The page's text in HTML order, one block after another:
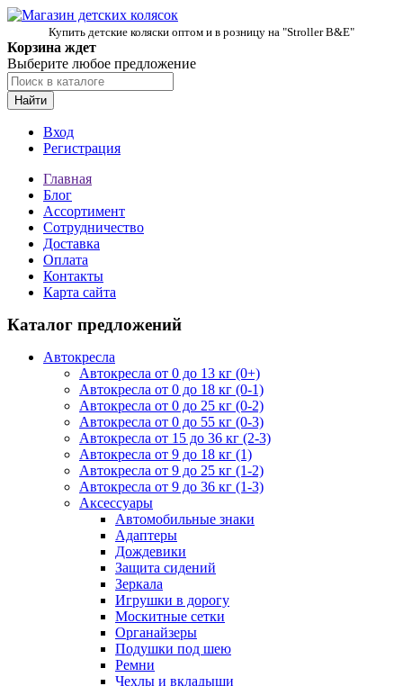
Купить детские коляски оптом и в розницу на "Stroller B&E"
Корзина ждет
Выберите любое предложение
Найти
Вход
Регистрация
Главная
Блог
Ассортимент
Сотрудничество
Доставка
Оплата
Контакты
Карта сайта
Каталог предложений
Автокресла
Автокресла от 0 до 13 кг (0+)
Автокресла от 0 до 18 кг (0-1)
Автокресла от 0 до 25 кг (0-2)
Автокресла от 0 до 55 кг (0-3)
Автокресла от 15 до 36 кг (2-3)
Автокресла от 9 до 18 кг (1)
Автокресла от 9 до 25 кг (1-2)
Автокресла от 9 до 36 кг (1-3)
Аксессуары
Автомобильные знаки
Адаптеры
Дождевики
Защита сидений
Зеркала
Игрушки в дорогу
Москитные сетки
Органайзеры
Подушки под шею
Ремни
Чехлы и вкладыши